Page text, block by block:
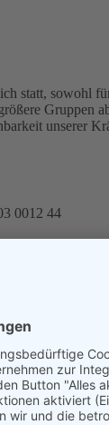
statt, sowohl
Gruppen
unserer
0012 44
werden